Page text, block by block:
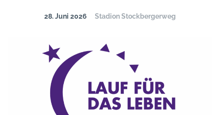
28. Juni 2026 Stadion Stockbergerweg